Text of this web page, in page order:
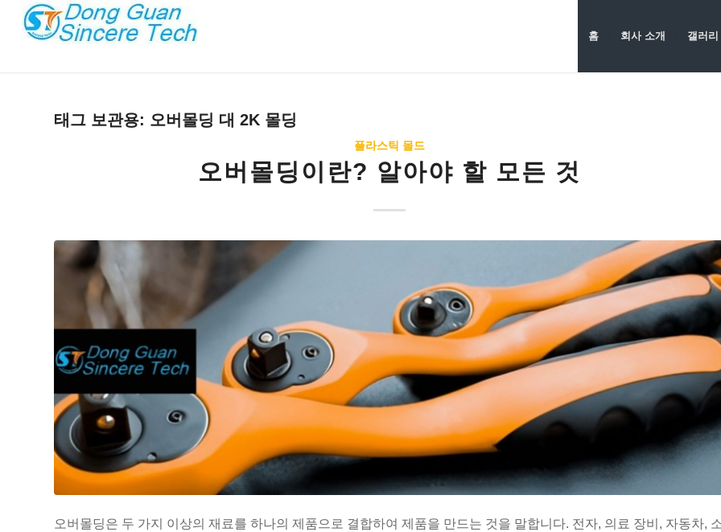
홈 회사 소개 갤러리
태그 보관용: 오버몰딩 대 2K 몰딩
플라스틱 몰드
오버몰딩이란? 알아야 할 모든 것
오버몰딩은 두 가지 이상의 재료를 하나의 제품으로 결합하여 제품을 만드는 것을 말합니다. 전자, 의료 장비, 자동차,